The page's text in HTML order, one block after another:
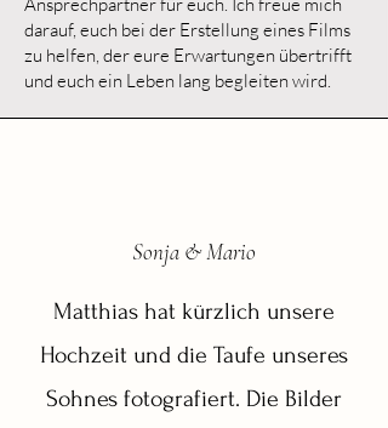
darauf, euch bei der Erstellung eines Films
zu helfen, der eure Erwartungen übertrifft
und euch ein Leben lang begleiten wird.
Sonja & Mario
Matthias hat kürzlich unsere
Hochzeit und die Taufe unseres
Sohnes fotografiert. Die Bilder